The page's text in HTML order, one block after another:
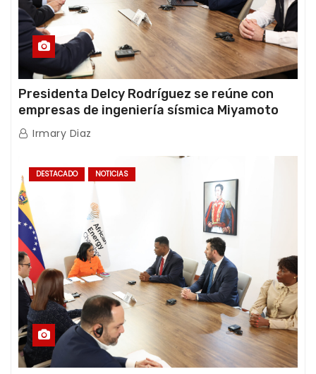
Presidenta Delcy Rodríguez se reúne con
empresas de ingeniería sísmica Miyamoto
International y TFI Solutions
Irmary Diaz
DESTACADO NOTICIAS